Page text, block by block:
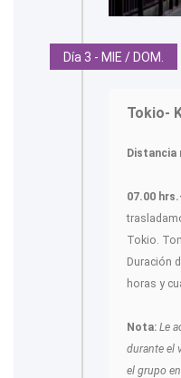
Día 3 - MIE / DOM.
Tokio-
Distancia
07.00
Tokio.
Duración
horas y
Nota: Le
durante el
el grupo